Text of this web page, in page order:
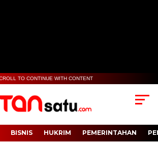
TO CONTINUE WITH CONTENT
BISNIS HUKRIM PEMERINTAHAN